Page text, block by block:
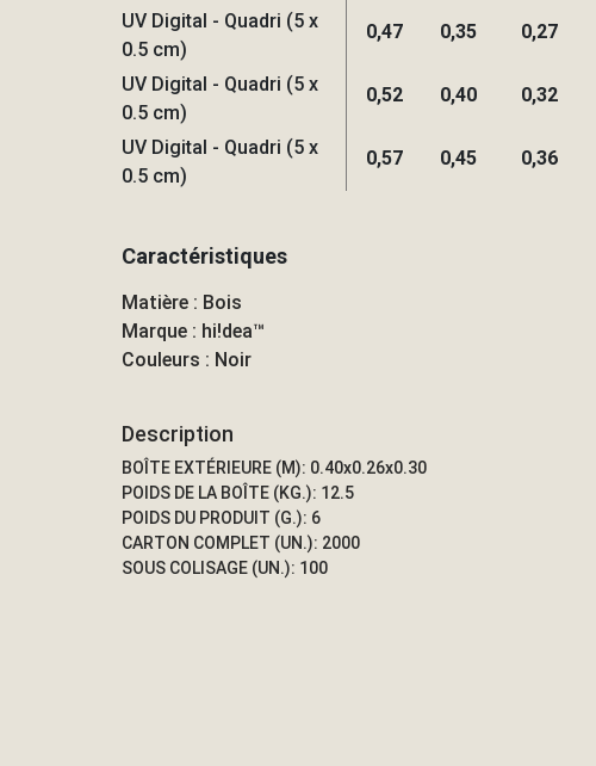
UV Digital - Quadri (5 x
0.5 cm)
0,47 0,35 0,27
UV Digital - Quadri (5 x
0.5 cm)
0,52 0,40 0,32
UV Digital - Quadri (5 x
0.5 cm)
0,57 0,45 0,36
Caractéristiques
Matière : Bois
Marque : hi!dea™
Couleurs : Noir
Description
BOÎTE EXTÉRIEURE (M): 0.40x0.26x0.30
POIDS DE LA BOÎTE (KG.): 12.5
POIDS DU PRODUIT (G.): 6
CARTON COMPLET (UN.): 2000
SOUS COLISAGE (UN.): 100